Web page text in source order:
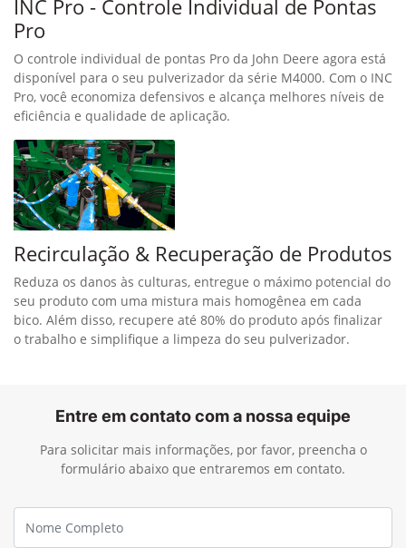
INC Pro - Controle Individual de Pontas
Pro
O controle individual de pontas Pro da John Deere agora está
disponível para o seu pulverizador da série M4000. Com o INC
Pro, você economiza defensivos e alcança melhores níveis de
eficiência e qualidade de aplicação.
Recirculação & Recuperação de Produtos
Reduza os danos às culturas, entregue o máximo potencial do
seu produto com uma mistura mais homogênea em cada
bico. Além disso, recupere até 80% do produto após finalizar
o trabalho e simplifique a limpeza do seu pulverizador.
Entre em contato com a nossa equipe
Para solicitar mais informações, por favor, preencha o
formulário abaixo que entraremos em contato.